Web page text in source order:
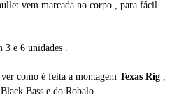
vem marcada no corpo , para fácil
3 e 6 unidades .
como é feita a montagem Texas Rig
Bass e do Robalo